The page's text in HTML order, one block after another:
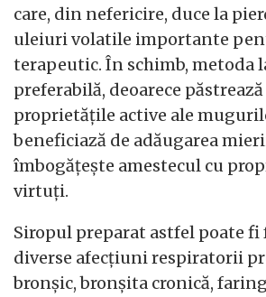
care, din nefericire, duce la
uleiuri volatile importante
terapeutic. În schimb, metoda
preferabilă, deoarece
proprietățile active ale
beneficiază de adăugarea
îmbogățește amestecul cu
virtuți.
Siropul preparat astfel poate
diverse afecțiuni respiratorii
bronșic, bronșita cronică,